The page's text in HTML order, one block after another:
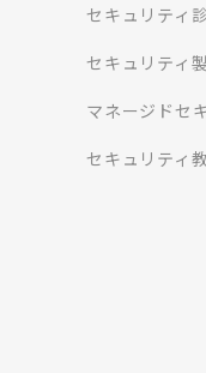
セキュリティ
セキュリティ
マネージドセ
セキュリティ